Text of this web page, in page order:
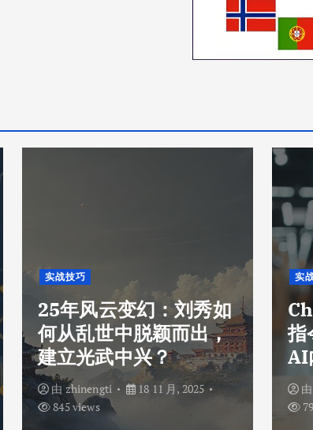
实战技巧
25年风云变幻：刘秀如
何从乱世中脱颖而出，
建立光武中兴？
由 zhinengti
18 11 月, 2025
845 views
实
指
AI
由